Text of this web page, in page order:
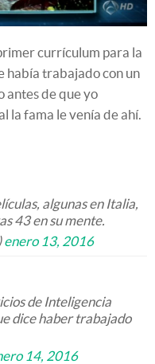
currículum para la
había trabajado con un
antes de que yo
la fama le venía de ahí.
algunas en Italia,
43 en su mente.
enero 13, 2016
de Inteligencia
dice haber trabajado
14, 2016